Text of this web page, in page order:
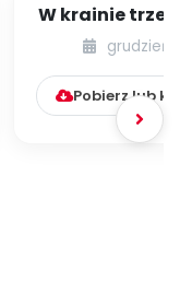
W krainie
grudzień
Pobierz lub